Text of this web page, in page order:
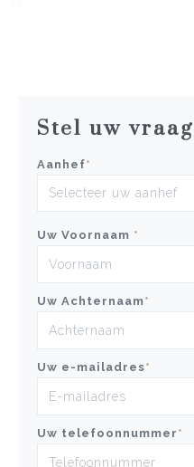
Stel uw
Aanhef*
Uw Voornaam *
Uw Achternaam*
Uw e-mailadres*
Uw telefoonnummer *